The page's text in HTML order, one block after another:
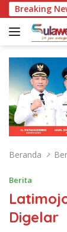
Langsung
ke
konten
Breaking
Luwu
Beranda
Berita
Digelar